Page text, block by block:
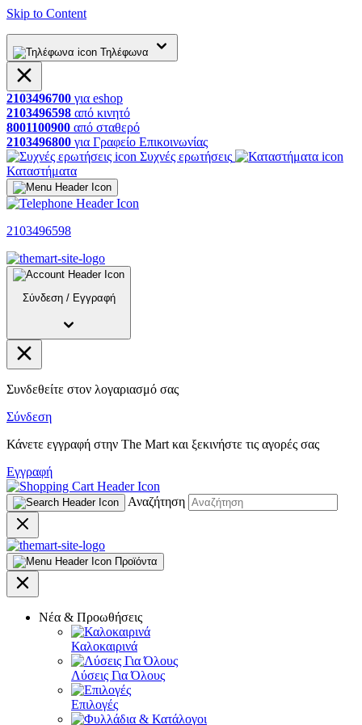
Skip to Content
Τηλέφωνα
2103496700 για eshop
2103496598 από κινητό
8001100900 από σταθερό
2103496800 για Γραφείο Επικοινωνίας
Συχνές ερωτήσεις
Καταστήματα
2103496598
Σύνδεση / Εγγραφή
Συνδεθείτε στον λογαριασμό σας
Σύνδεση
Κάνετε εγγραφή στην The Mart και ξεκινήστε τις αγορές σας
Εγγραφή
Αναζήτηση
Προϊόντα
Νέα & Προωθήσεις
Καλοκαιρινά
Λύσεις Για Όλους
Επιλογές